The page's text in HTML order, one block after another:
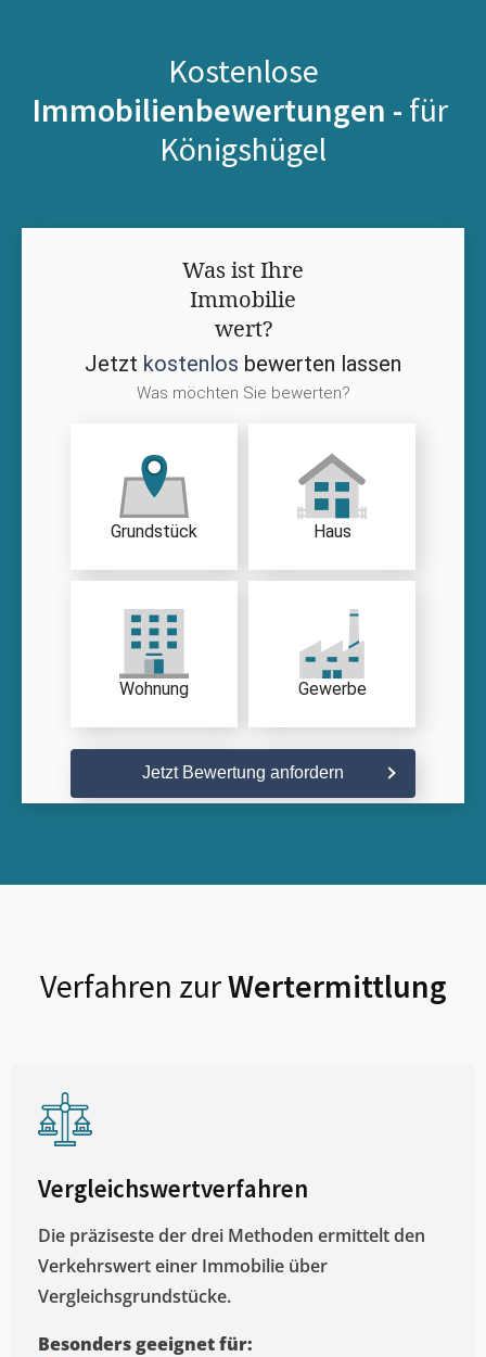
Kostenlose
Immobilienbewertungen - für
Königshügel
Was ist Ihre
Immobilie
wert?
Jetzt kostenlos bewerten lassen
Was möchten Sie bewerten?
Grundstück Haus
Wohnung Gewerbe
Jetzt Bewertung anfordern
Verfahren zurWertermittlung
Vergleichswertverfahren
Die präziseste der drei Methoden ermittelt den
Verkehrswert einer Immobilie über
Vergleichsgrundstücke.
Besonders geeignet für: